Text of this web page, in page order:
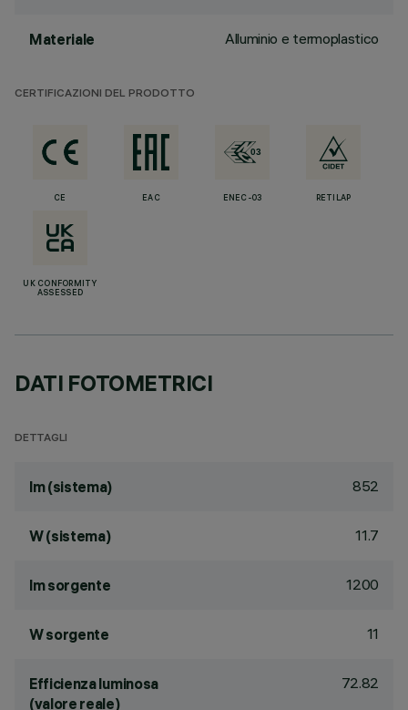
Materiale Alluminio e termoplastico
CERTIFICAZIONI DEL PRODOTTO
CE EAC ENEC-03 RETILAP
UK CONFORMITY
ASSESSED
DATI FOTOMETRICI
DETTAGLI
lm (sistema) 852
W (sistema) 11.7
lm sorgente 1200
W sorgente 11
Efficienza luminosa
(valore reale)
72.82